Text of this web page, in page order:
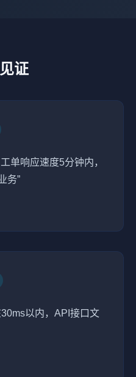
证
单响应速度5分钟内，
务”
以内，API接口文